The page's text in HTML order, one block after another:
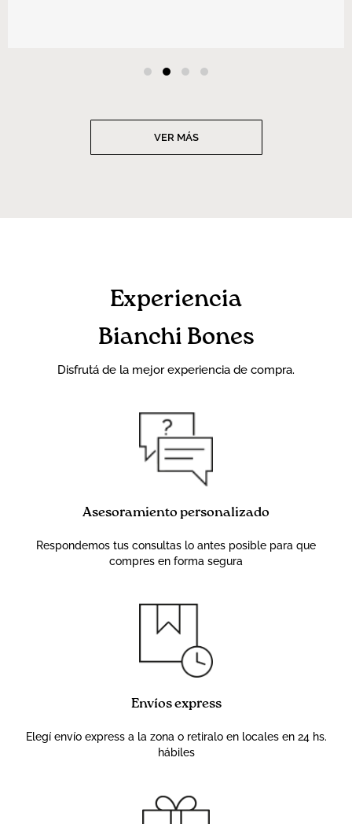
VER MÁS
Experiencia
Bianchi Bones
Disfrutá de la mejor experiencia de compra.
Asesoramiento personalizado
Respondemos tus consultas lo antes posible para que
compres en forma segura
Envíos express
Elegí envío express a la zona o retiralo en locales en 24 hs.
hábiles